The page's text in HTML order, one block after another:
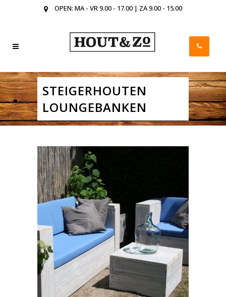
OPEN: MA - VR 9.00 - 17.00 | ZA 9.00 - 15.00
STEIGERHOUTEN
LOUNGEBANKEN